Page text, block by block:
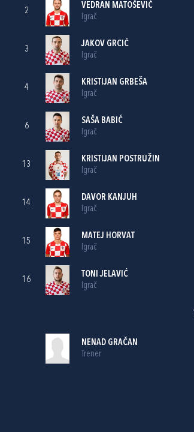
2
VEDRAN MATOŠEVIĆ
Igrač
3
JAKOV GRCIĆ
Igrač
4
KRISTIJAN GRBEŠA
Igrač
6
SAŠA BABIĆ
Igrač
13
KRISTIJAN POSTRUŽIN
Igrač
14
DAVOR KANJUH
Igrač
15
MATEJ HORVAT
Igrač
16
TONI JELAVIĆ
Igrač
NENAD GRAČAN
Trener